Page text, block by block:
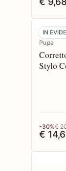
IN
Pupa
-30%€
€